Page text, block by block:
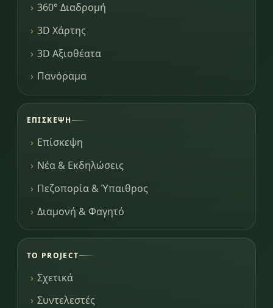
360° Διαδρομή
3D Χάρτης
3D Αξιοθέατα
Πανόραμα
ΕΠΊΣΚΕΨΗ
Επίσκεψη
Νέα & Εκδηλώσεις
Πεζοπορία & Ύπαιθρος
Διαμονή & Φαγητό
ΤΟ PROJECT
Σχετικά
Συντελεστές